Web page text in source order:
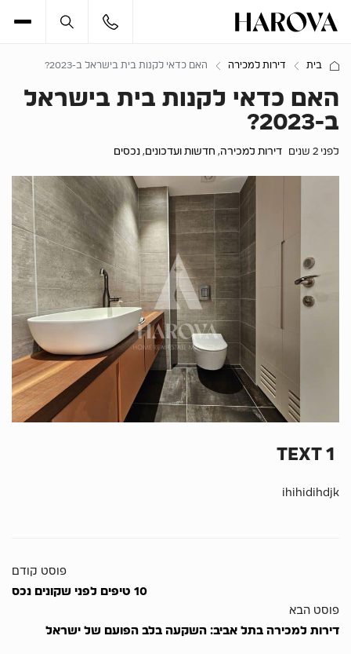
בית דירות למכירה האם כדאי לקנות בית בישראל ב-2023?
האם כדאי לקנות בית בישראל
ב-2023?
לפני 2 שנים דירות למכירה, חדשות ועדכונים, נכסים
ihihidihdjk
פוסט קודם
10 טיפים לפני שקונים נכס
פוסט הבא
דירות למכירה בתל אביב: השקעה בלב הפועם של ישראל